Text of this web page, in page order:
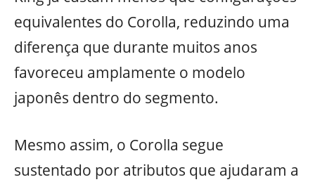
equivalentes do Corolla, reduzindo uma
diferença que durante muitos anos
favoreceu amplamente o modelo
japonês dentro do segmento.
Mesmo assim, o Corolla segue
sustentado por atributos que ajudaram a